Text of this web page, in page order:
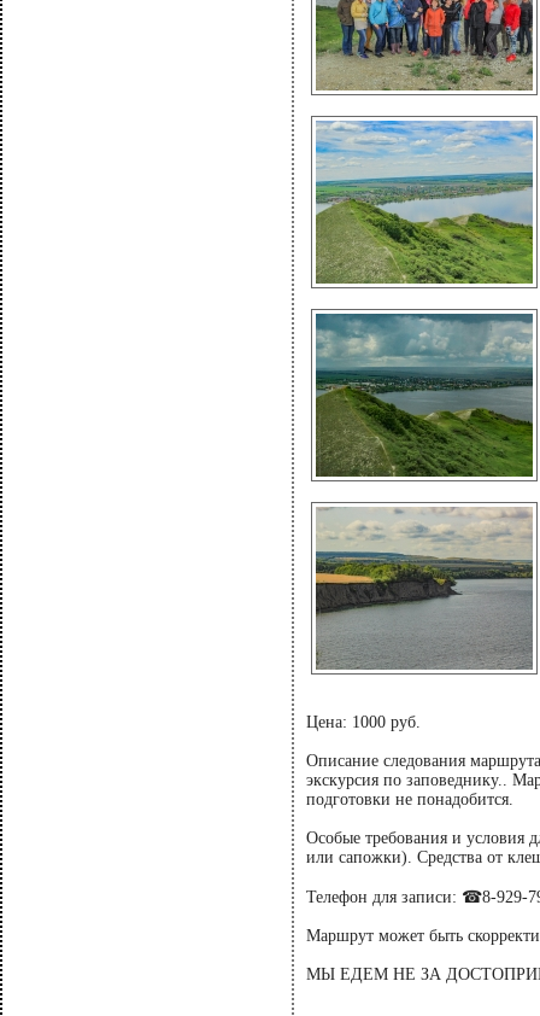
Цена: 1000 руб.
Описание следования
экскурсия по заповеднику..
подготовки не понадобится.
Особые требования и условия
или сапожки). Средства от
Телефон для записи: ☎8-929-
Маршрут может быть
МЫ ЕДЕМ НЕ ЗА